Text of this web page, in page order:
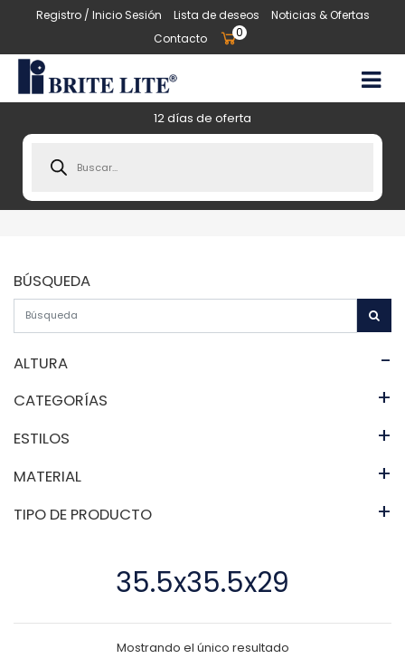
Registro / Inicio Sesión Lista de deseos
Noticias & Ofertas
Contacto
0
12 días de oferta
search
BÚSQUEDA
ALTURA -
CATEGORÍAS +
ESTILOS +
MATERIAL +
TIPO DE PRODUCTO +
35.5x35.5x29
Mostrando el único resultado